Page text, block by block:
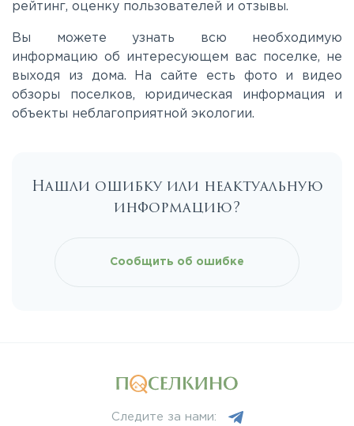
Минское
Новорижское
рейтинг, оценку пользователей и отзывы.
Вы можете узнать всю необходимую
информацию об интересующем вас поселке, не
выходя из дома. На сайте есть фото и видео
обзоры поселков, юридическая информация и
объекты неблагоприятной экологии.
Нашли ошибку или неактуальную
информацию?
Сообщить об ошибке
Следите за нами: